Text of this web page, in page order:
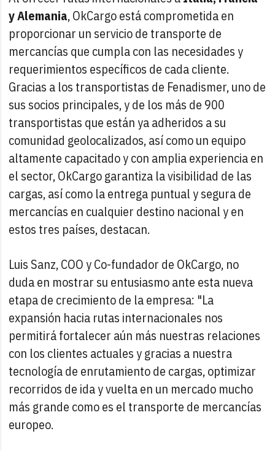
y Alemania, OkCargo está comprometida en
proporcionar un servicio de transporte de
mercancías que cumpla con las necesidades y
requerimientos específicos de cada cliente.
Gracias a los transportistas de Fenadismer, uno de
sus socios principales, y de los más de 900
transportistas que están ya adheridos a su
comunidad geolocalizados, así como un equipo
altamente capacitado y con amplia experiencia en
el sector, OkCargo garantiza la visibilidad de las
cargas, así como la entrega puntual y segura de
mercancías en cualquier destino nacional y en
estos tres países, destacan.
Luis Sanz, COO y Co-fundador de OkCargo, no
duda en mostrar su entusiasmo ante esta nueva
etapa de crecimiento de la empresa: "La
expansión hacia rutas internacionales nos
permitirá fortalecer aún más nuestras relaciones
con los clientes actuales y gracias a nuestra
tecnología de enrutamiento de cargas, optimizar
recorridos de ida y vuelta en un mercado mucho
más grande como es el transporte de mercancías
europeo.